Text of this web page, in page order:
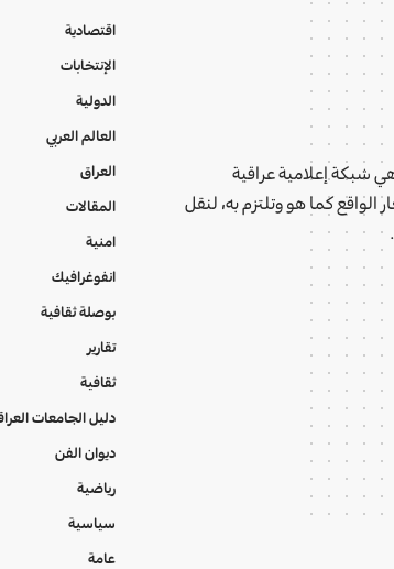
هي شبكة إعلامية عراقية
كما هو وتلتزم به، لنقل
اقتصادية
الإنتخابات
الدولية
العالم العربي
العراق
المقالات
امنية
انفوغرافيك
بوصلة ثقافية
تقارير
ثقافية
دليل الجامعات
ديوان الفن
رياضية
سياسية
عامة